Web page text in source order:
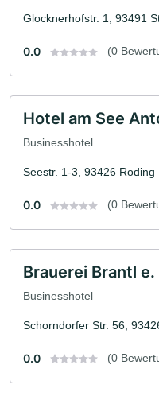
Glocknerhofstr. 1, 93491
0.0 (0
Hotel am See
Businesshotel
Seestr. 1-3, 93426 Roding
0.0 (0
Brauerei Brantl e.
Businesshotel
Schorndorfer Str. 56,
0.0 (0